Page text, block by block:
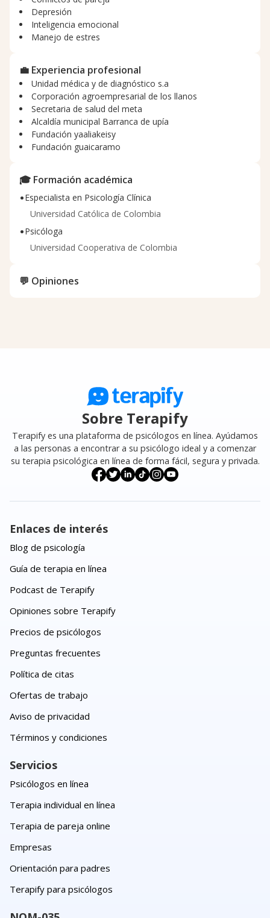
Depresión
Inteligencia emocional
Manejo de estres
💼 Experiencia profesional
Unidad médica y de diagnóstico s.a
Corporación agroempresarial de los llanos
Secretaria de salud del meta
Alcaldía municipal Barranca de upía
Fundación yaaliakeisy
Fundación guaicaramo
🎓 Formación académica
•Especialista en Psicología Clínica
Universidad Católica de Colombia
•Psicóloga
Universidad Cooperativa de Colombia
💬 Opiniones
Sobre Terapify
Terapify es una plataforma de psicólogos en línea. Ayúdamos
a las personas a encontrar a su psicólogo ideal y a comenzar
su terapia psicológica en línea de forma fácil, segura y privada.
Enlaces de interés
Blog de psicología
Guía de terapia en línea
Podcast de Terapify
Opiniones sobre Terapify
Precios de psicólogos
Preguntas frecuentes
Política de citas
Ofertas de trabajo
Aviso de privacidad
Términos y condiciones
Servicios
Psicólogos en línea
Terapia individual en línea
Terapia de pareja online
Empresas
Orientación para padres
Terapify para psicólogos